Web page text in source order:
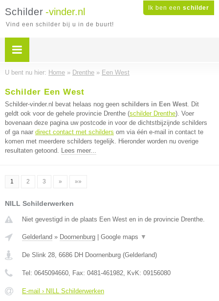
Ik ben een schilder
Schilder -vinder.nl
Vind een schilder bij u in de buurt!
U bent nu hier: Home » Drenthe » Een West
Schilder Een West
Schilder-vinder.nl bevat helaas nog geen schilders in Een West. Dit
geldt ook voor de gehele provincie Drenthe (schilder Drenthe). Voer
bovenaan deze pagina uw postcode in voor de dichtstbijzijnde schilders
of ga naar direct contact met schilders om via één e-mail in contact te
komen met meerdere schilders tegelijk. Hieronder worden nu overige
resultaten getoond. Lees meer...
1 2 3 » »»
NILL Schilderwerken
Niet gevestigd in de plaats Een West en in de provincie Drenthe.
Gelderland » Doornenburg Google maps ▼
De Slink 28, 6686 DH Doornenburg (Gelderland)
Tel: 0645094660, Fax: 0481-461982, KvK: 09156080
E-mail › NILL Schilderwerken